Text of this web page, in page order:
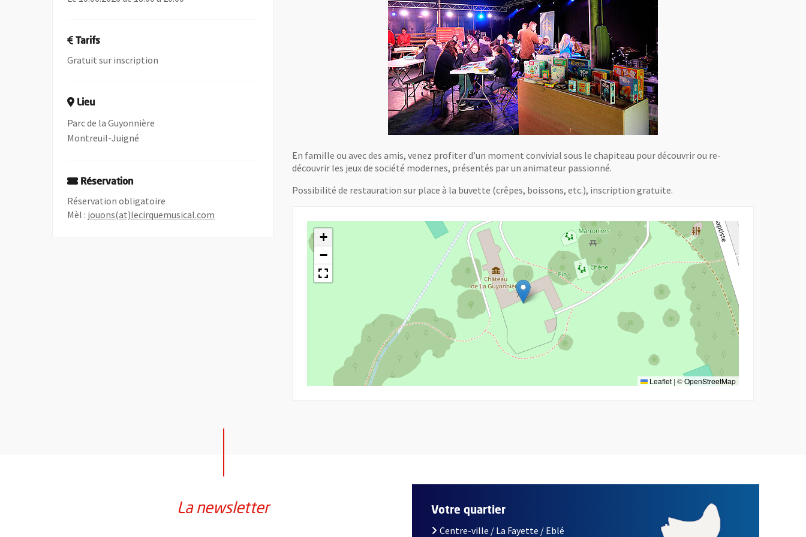
En famille ou avec des amis, venez profiter d’un moment convivial sous le chapiteau pour découvrir ou re-
découvrir les jeux de société modernes, présentés par un animateur passionné.
Possibilité de restauration sur place à la buvette (crêpes, boissons, etc.), inscription gratuite.
+
−
Leaflet | ©OpenStreetMap
Tarifs
Gratuit sur inscription
Lieu
Parc de la Guyonnière
Montreuil-Juigné
Réservation
Réservation obligatoire
Mèl : jouons(at)lecirquemusical.com
La newsletter Votre quartier
Centre-ville / La Fayette / Eblé